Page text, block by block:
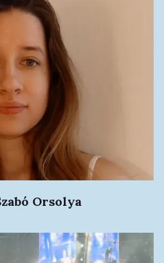
Orsolya